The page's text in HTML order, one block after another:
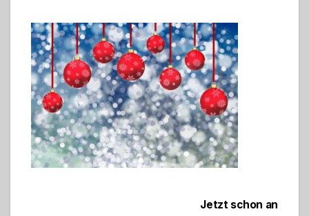
BeitragsnavigationJetzt schon an